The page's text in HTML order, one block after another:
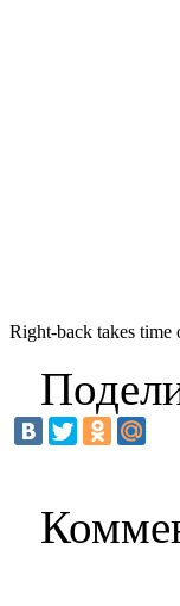
Right-back takes time